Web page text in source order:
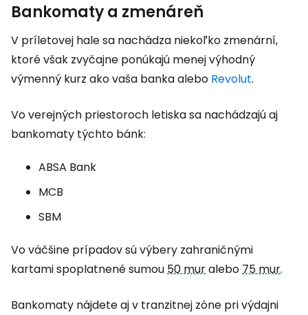
Bankomaty a zmenáreň
V príletovej hale sa nachádza niekoľko zmenární,
ktoré však zvyčajne ponúkajú menej výhodný
výmenný kurz ako vaša banka alebo Revolut.
Vo verejných priestoroch letiska sa nachádzajú aj
bankomaty týchto bánk:
ABSA Bank
MCB
SBM
Vo väčšine prípadov sú výbery zahraničnými
kartami spoplatnené sumou50 muralebo75 mur.
Bankomaty nájdete aj v tranzitnej zóne pri výdajni